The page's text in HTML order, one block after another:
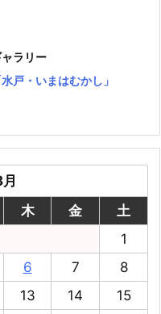
ャラリー
水戸・いまはむかし」
木 金
土
1
6 7
8
13 14
15